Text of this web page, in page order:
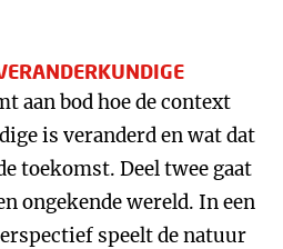
aan bod hoe de context
is veranderd en wat dat
toekomst. Deel twee gaat
ongekende wereld. In een
speelt de natuur